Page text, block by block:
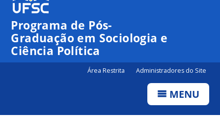
Programa de Pós-
Graduação em Sociologia e
Ciência Política
Área Restrita Administradores do Site
MENU